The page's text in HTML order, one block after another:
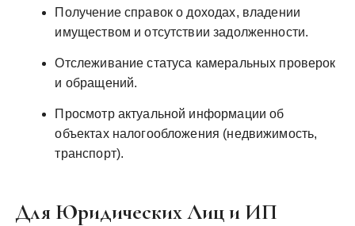
Получение справок о доходах, владении
имуществом и отсутствии задолженности.
Отслеживание статуса камеральных проверок
и обращений.
Просмотр актуальной информации об
объектах налогообложения (недвижимость,
транспорт).
Для Юридических Лиц и ИП